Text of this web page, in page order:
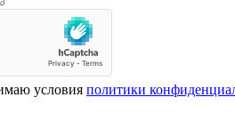
условия политики